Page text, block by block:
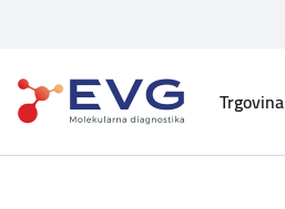
Trgovina